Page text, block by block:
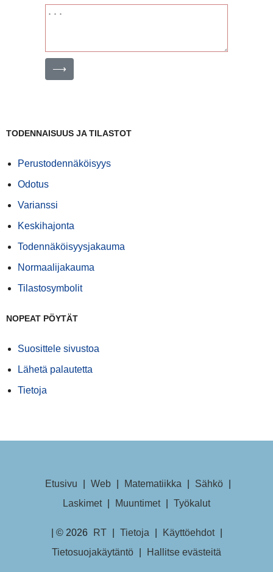
⟶
TODENNAISUUS JA TILASTOT
Perustodennäköisyys
Odotus
Varianssi
Keskihajonta
Todennäköisyysjakauma
Normaalijakauma
Tilastosymbolit
NOPEAT PÖYTÄT
Suosittele sivustoa
Lähetä palautetta
Tietoja
Etusivu Web Matematiikka Sähkö
Laskimet
Muuntimet Työkalut
| © 2026 RT Tietoja Käyttöehdot
Tietosuojakäytäntö
Hallitse evästeitä